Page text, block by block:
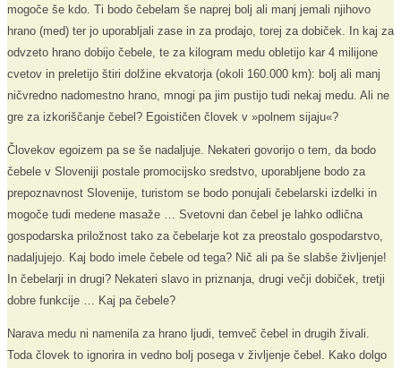
mogoče še kdo. Ti bodo čebelam še naprej bolj ali manj jemali njihovo
hrano (med) ter jo uporabljali zase in za prodajo, torej za dobiček. In kaj za
odvzeto hrano dobijo čebele, te za kilogram medu obletijo kar 4 milijone
cvetov in preletijo štiri dolžine ekvatorja (okoli 160.000 km): bolj ali manj
ničvredno nadomestno hrano, mnogi pa jim pustijo tudi nekaj medu. Ali ne
gre za izkoriščanje čebel? Egoističen človek v »polnem sijaju«?
Človekov egoizem pa se še nadaljuje. Nekateri govorijo o tem, da bodo
čebele v Sloveniji postale promocijsko sredstvo, uporabljene bodo za
prepoznavnost Slovenije, turistom se bodo ponujali čebelarski izdelki in
mogoče tudi medene masaže … Svetovni dan čebel je lahko odlična
gospodarska priložnost tako za čebelarje kot za preostalo gospodarstvo,
nadaljujejo. Kaj bodo imele čebele od tega? Nič ali pa še slabše življenje!
In čebelarji in drugi? Nekateri slavo in priznanja, drugi večji dobiček, tretji
dobre funkcije … Kaj pa čebele?
Narava medu ni namenila za hrano ljudi, temveč čebel in drugih živali.
Toda človek to ignorira in vedno bolj posega v življenje čebel. Kako dolgo